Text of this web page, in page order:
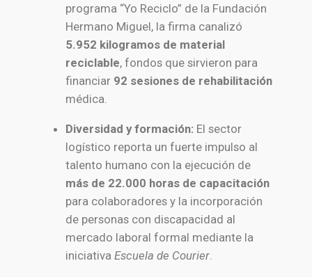
programa “Yo Reciclo” de la Fundación
Hermano Miguel, la firma canalizó
5.952 kilogramos de material
reciclable, fondos que sirvieron para
financiar 92 sesiones de rehabilitación
médica.
Diversidad y formación:El sector
logístico reporta un fuerte impulso al
talento humano con la ejecución de
más de 22.000 horas de capacitación
para colaboradores y la incorporación
de personas con discapacidad al
mercado laboral formal mediante la
iniciativa Escuela de Courier.